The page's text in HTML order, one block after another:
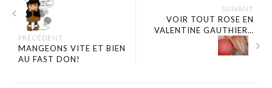
PRÉCÉDENT
MANGEONS VITE ET BIEN
AU FAST DON!
SUIVANT
VOIR TOUT ROSE EN
VALENTINE GAUTHIER…